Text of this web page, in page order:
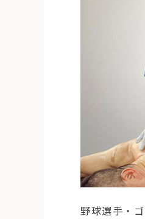
野球選手・